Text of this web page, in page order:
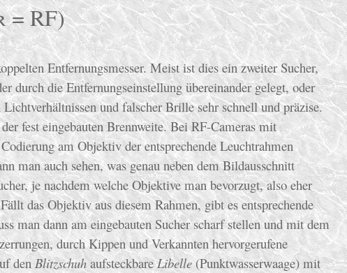
= RF)
Entfernungsmesser. Meist ist dies ein zweiter Sucher,
durch die Entfernungseinstellung übereinander gelegt, oder
und falscher Brille sehr schnell und präzise.
fest eingebauten Brennweite. Bei RF-Cameras mit
am Objektiv der entsprechende Leuchtrahmen
man auch sehen, was genau neben dem Bildausschnitt
je nachdem welche Objektive man bevorzugt, also eher
das Objektiv aus diesem Rahmen, gibt es entsprechende
man dann am eingebauten Sucher scharf stellen und mit dem
durch Kippen und Verkannten hervorgerufene
denBlitzschuhaufsteckbareLibelle(Punktwasserwaage) mit